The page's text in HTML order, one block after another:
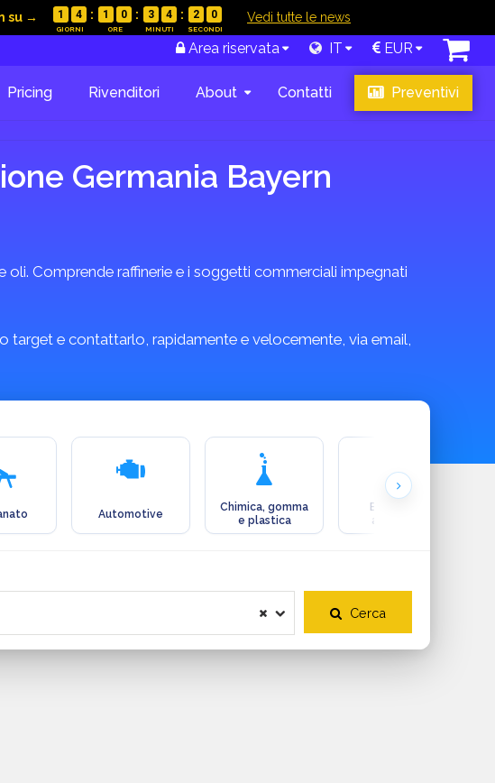
su → 1 4 1 0 3 4 1 9 Vedi tutte le news
Area riservata IT EUR
Pricing Rivenditori About Contatti Preventivi
Germania Bayern
Comprende raffinerie e i soggetti commerciali impegnati
target e contattarlo, rapidamente e velocemente, via email,
Automotive
Chimica, gomma
e plastica
Ecologia e
ambiente
Cerca